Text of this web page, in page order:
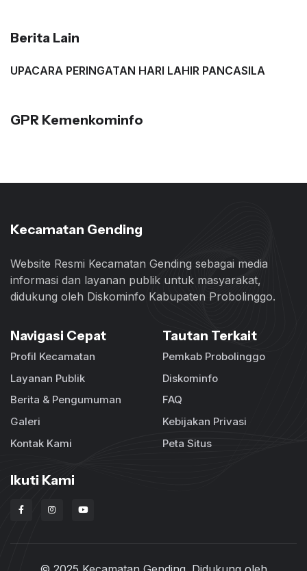
Berita Lain
UPACARA PERINGATAN HARI LAHIR PANCASILA
GPR Kemenkominfo
Kecamatan Gending
Website Resmi Kecamatan Gending sebagai media
informasi dan layanan publik untuk masyarakat,
didukung oleh Diskominfo Kabupaten Probolinggo.
Navigasi Cepat
Profil Kecamatan
Layanan Publik
Berita & Pengumuman
Galeri
Kontak Kami
Tautan Terkait
Pemkab Probolinggo
Diskominfo
FAQ
Kebijakan Privasi
Peta Situs
Ikuti Kami